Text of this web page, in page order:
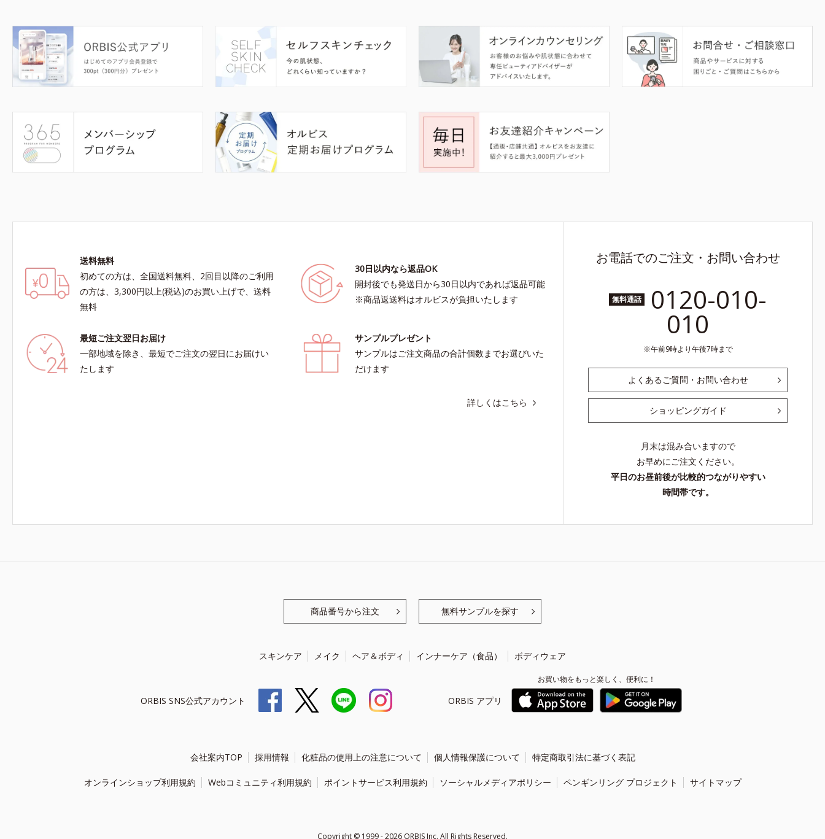
送料無料
初めての方は、全国送料無料、2回目以降のご利用
の方は、3,300円以上(税込)のお買い上げで、送料
無料
30日以内なら返品OK
開封後でも発送日から30日以内であれば返品可能
※商品返送料はオルビスが負担いたします
最短ご注文翌日お届け
一部地域を除き、最短でご注文の翌日にお届けい
たします
サンプルプレゼント
サンプルはご注文商品の合計個数までお選びいた
だけます
詳しくはこちら
お電話でのご注文・お問い合わせ
無料通話 0120-010-
010
午前9時より午後7時まで
よくあるご質問・お問い合わせ
ショッピングガイド
月末は混み合いますので
お早めにご注文ください。
平日のお昼前後が比較的つながりやすい
時間帯です。
商品番号から注文 無料サンプルを探す
スキンケア メイク ヘア＆ボディ インナーケア（食品） ボディウェア
ORBIS SNS公式アカウント ORBIS アプリ
お買い物をもっと楽しく、便利に！
会社案内TOP 採用情報 化粧品の使用上の注意について 個人情報保護について 特定商取引法に基づく表記
オンラインショップ利用規約 Webコミュニティ利用規約 ポイントサービス利用規約 ソーシャルメディアポリシー ペンギンリング プロジェクト サイトマップ
Copyright © 1999 - 2026 ORBIS Inc. All Rights Reserved.